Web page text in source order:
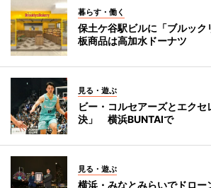
暮らす・働く
保土ケ谷駅ビルに「ブルッ
板商品は高加水ドーナツ
見る・遊ぶ
ビー・コルセアーズとエクセ
決」 横浜BUNTAIで
見る・遊ぶ
横浜・みなとみらいでドロ